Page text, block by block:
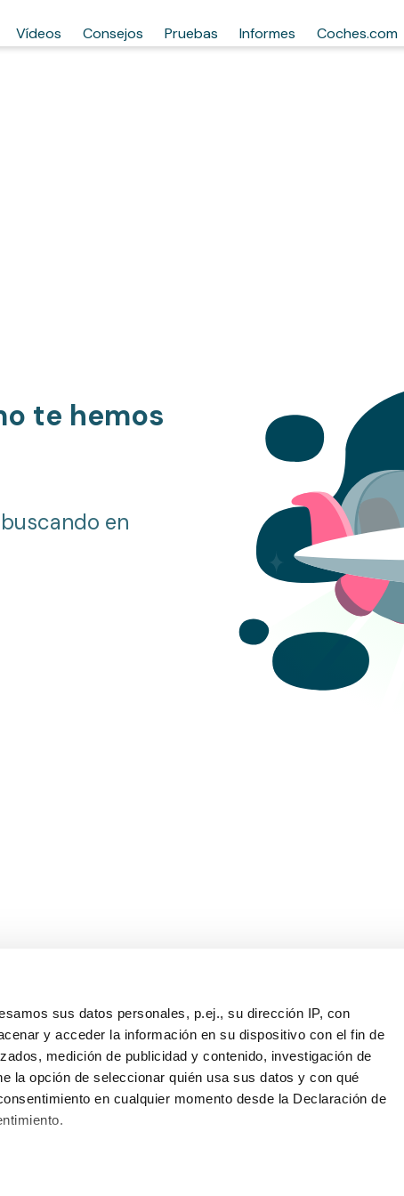
sus datos personales, p.ej., su dirección IP, con
y acceder la información en su dispositivo con el fin de
medición de publicidad y contenido, investigación de
la opción de seleccionar quién usa sus datos y con qué
en cualquier momento desde la Declaración de
Vídeos Consejos Pruebas Informes Coches.com
te hemos
en